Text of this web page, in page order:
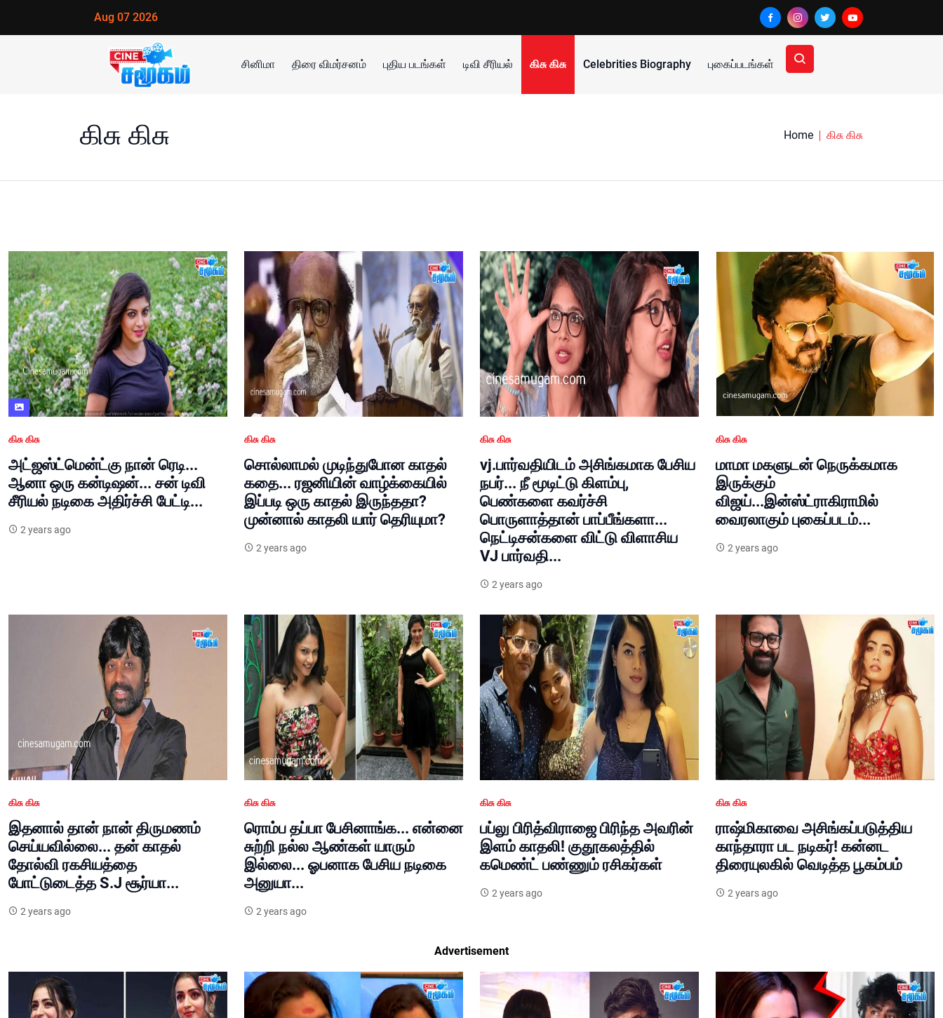
Aug 07 2026
சினிமா திரை விமர்சனம் புதிய படங்கள் டிவி சீரியல் கிசு கிசு Celebrities Biography புகைப்படங்கள்
கிசு கிசு Home கிசு கிசு
கிசு கிசு
அட்ஜஸ்ட்மென்ட்கு நான் ரெடி...
ஆனா ஒரு கன்டிஷன்... சன் டிவி
சீரியல் நடிகை அதிர்ச்சி பேட்டி...
2 years ago
கிசு கிசு
சொல்லாமல் முடிந்துபோன காதல்
கதை... ரஜனியின் வாழ்க்கையில்
இப்படி ஒரு காதல் இருந்ததா?
முன்னால் காதலி யார் தெரியுமா?
2 years ago
கிசு கிசு
vj.பார்வதியிடம் அசிங்கமாக பேசிய
நபர்... நீ மூடிட்டு கிளம்பு,
பெண்களை கவர்ச்சி
பொருளாத்தான் பாப்பீங்களா...
நெட்டிசன்களை விட்டு விளாசிய
VJ பார்வதி...
2 years ago
கிசு கிசு
மாமா மகளுடன் நெருக்கமாக
இருக்கும்
விஜய்...இன்ஸ்ட்ராகிராமில்
வைரலாகும் புகைப்படம்...
2 years ago
கிசு கிசு
இதனால் தான் நான் திருமணம்
செய்யவில்லை... தன் காதல்
தோல்வி ரகசியத்தை
போட்டுடைத்த S.J சூர்யா...
2 years ago
கிசு கிசு
ரொம்ப தப்பா பேசினாங்க... என்னை
சுற்றி நல்ல ஆண்கள் யாரும்
இல்லை... ஓபனாக பேசிய நடிகை
அனுயா...
2 years ago
கிசு கிசு
பப்லு பிரித்விராஜை பிரிந்த அவரின்
இளம் காதலி! குதூகலத்தில்
கமெண்ட் பண்ணும் ரசிகர்கள்
2 years ago
கிசு கிசு
ராஷ்மிகாவை அசிங்கப்படுத்திய
காந்தாரா பட நடிகர்! கன்னட
திரையுலகில் வெடித்த பூகம்பம்
2 years ago
Advertisement